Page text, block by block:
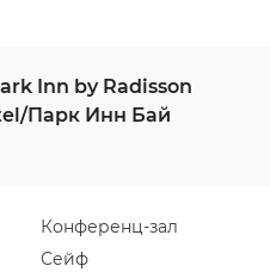
Inn by Radisson
Парк Инн Бай
Конференц-зал
Сейф